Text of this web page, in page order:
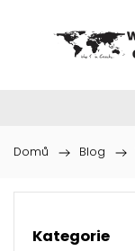
Domů / Blog /
Kategorie